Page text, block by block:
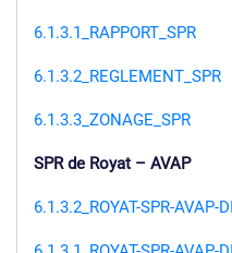
6.1.3.1_RAPPORT_SPR
6.1.3.2_REGLEMENT_SPR
6.1.3.3_ZONAGE_SPR
SPR de Royat – AVAP
6.1.3.2_ROYAT-SPR-